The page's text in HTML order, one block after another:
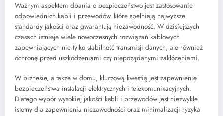
Ważnym aspektem dbania o bezpieczeństwo jest zastosowanie
odpowiednich kabli i przewodów, które spełniają najwyższe
standardy jakości oraz gwarantują niezawodność. W dzisiejszych
czasach istnieje wiele nowoczesnych rozwiązań kablowych
zapewniających nie tylko stabilność transmisji danych, ale również
ochronę przed uszkodzeniami czy niepożądanymi zakłóceniami.
W biznesie, a także w domu, kluczową kwestią jest zapewnienie
bezpieczeństwa instalacji elektrycznych i telekomunikacyjnych.
Dlatego wybór wysokiej jakości kabli i przewodów jest niezwykle
istotny dla zapewnienia niezawodności oraz minimalizacji ryzyka